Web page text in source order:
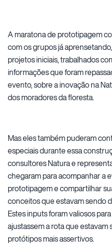
A maratona de prototipagem
com os grupos já
projetos iniciais, trabalhados
informações que foram
evento, sobre a inovação na
dos moradores da floresta.
Mas eles também puderam
especiais durante essa
consultores Natura e
chegaram para acompanhar a
prototipagem e compartilhar
conceitos que estavam sendo
Estes inputs foram valiosos
ajustassem a rota que
protótipos mais assertivos.